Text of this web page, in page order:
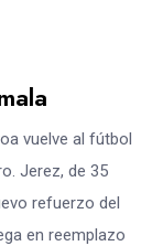
vuelve al fútbol
Jerez, de 35
refuerzo del
en reemplazo